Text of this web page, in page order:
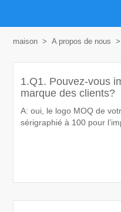
maison > A propos de nous >
1.Q1. Pouvez-vous
marque des clients?
A: oui, le logo MOQ de
sérigraphié à 100 pour